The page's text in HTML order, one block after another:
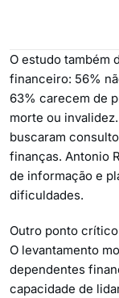
O estudo também
financeiro: 56%
63% carecem de
morte ou
buscaram
finanças. Antonio
de informação e
dificuldades.
Outro ponto
O levantamento
dependentes
capacidade de